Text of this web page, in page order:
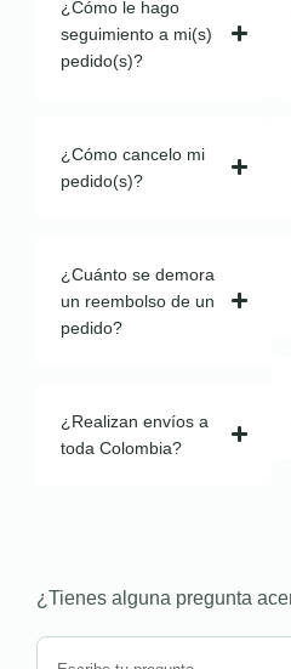
¿Cómo le hago
seguimiento a mi(s)
pedido(s)?
¿Cómo cancelo mi
pedido(s)?
¿Cuánto se demora
un reembolso de un
pedido?
¿Realizan envíos a
toda Colombia?
¿Tienes alguna pregunta